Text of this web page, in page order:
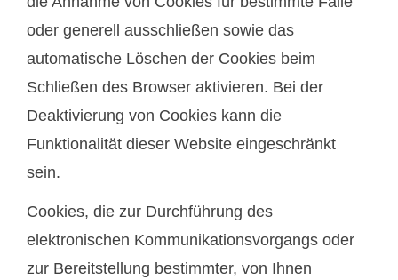
oder generell ausschließen sowie das
automatische Löschen der Cookies beim
Schließen des Browser aktivieren. Bei der
Deaktivierung von Cookies kann die
Funktionalität dieser Website eingeschränkt
sein.
Cookies, die zur Durchführung des
elektronischen Kommunikationsvorgangs oder
zur Bereitstellung bestimmter, von Ihnen